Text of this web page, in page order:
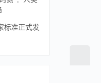
标准正式发